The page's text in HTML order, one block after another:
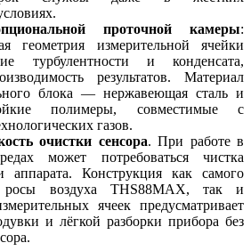
проточной камеры:
геометрия измерительной ячейки
турбулентности и конденсата,
результатов. Материал
блока — нержавеющая сталь и
полимеры, совместимые с
газов.
очистки сенсора. При работе в
может потребоваться чистка
аппарата. Конструкция как самого
росы воздуха THS88MAX, так и
ячеек предусматривает
и лёгкой разборки прибора без